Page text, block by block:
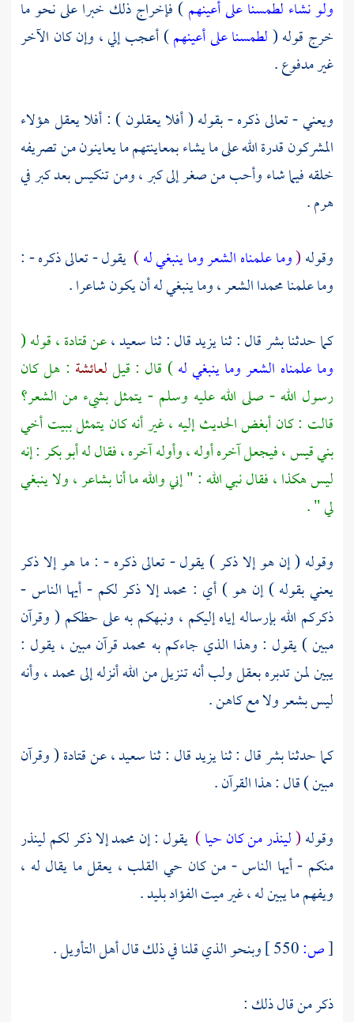
ولو نشاء لطمسنا على أعينهم) فإخراج ذلك خبرا على نحو ما
خرج قوله (لطمسنا على أعينهم) أعجب إلي ، وإن كان الآخر
غير مدفوع .
ويعني - تعالى ذكره - بقوله ( أفلا يعقلون ) : أفلا يعقل هؤلاء
المشركون قدرة الله على ما يشاء بمعاينتهم ما يعاينون من تصريفه
خلقه فيما شاء وأحب من صغر إلى كبر ، ومن تنكيس بعد كبر في
هرم .
وقوله(وما علمناه الشعر وما ينبغي له) يقول - تعالى ذكره - :
وما علمنامحمداالشعر ، وما ينبغي له أن يكون شاعرا .
كما حدثنابشرقال : ثنايزيدقال : ثناسعيد ،عنقتادة ،قوله (
وما علمناه الشعر وما ينبغي له) قال : قيللعائشة : هل كان
رسول الله - صلى الله عليه وسلم - يتمثل بشيء من الشعر؟
قالت : كان أبغض الحديث إليه ، غير أنه كان يتمثل ببيت أخي
بني قيس ،فيجعل آخره أوله ، وأوله آخره ، فقال لهأبو بكر: إنه
ليس هكذا ، فقال نبي الله : " إني والله ما أنا بشاعر ، ولا ينبغي
لي " .
وقوله ( إن هو إلا ذكر ) يقول - تعالى ذكره - : ما هو إلا ذكر
يعني بقوله ) إن هو ) أي : محمدإلا ذكر لكم - أيها الناس -
ذكركم الله بإرساله إياه إليكم ، ونبهكم به على حظكم ( وقرآن
مبين ) يقول : وهذا الذي جاءكم به محمدقرآن مبين ، يقول :
يبين لمن تدبره بعقل ولب أنه تنزيل من الله أنزله إلى محمد ، وأنه
ليس بشعر ولا مع كاهن .
كما حدثنابشرقال : ثنايزيدقال : ثناسعيد ،عنقتادة( وقرآن
مبين ) قال : هذا القرآن .
وقوله(لينذر من كان حيا) يقول : إنمحمدإلا ذكر لكم لينذر
منكم - أيها الناس - من كان حي القلب ، يعقل ما يقال له ،
ويفهم ما يبين له ، غير ميت الفؤاد بليد .
[ص:
وبنحو الذي قلنا في ذلك قال أهل التأويل .
ذكر من قال ذلك :